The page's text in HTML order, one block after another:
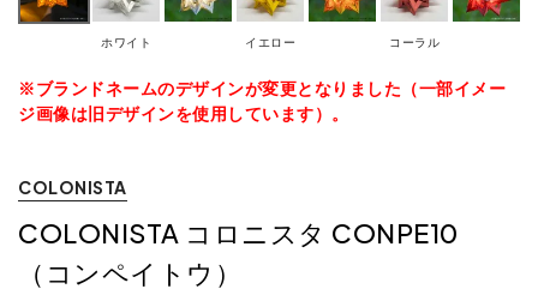
ホワイト イエロー コーラル
※ブランドネームのデザインが変更となりました（一部イメー
ジ画像は旧デザインを使用しています）。
COLONISTA
COLONISTA コロニスタ CONPE10
（コンペイトウ）